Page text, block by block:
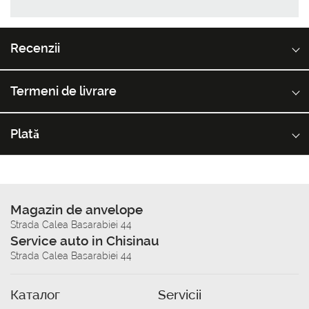
Recenzii
Termeni de livrare
Plată
Magazin de anvelope
Strada Calea Basarabiei 44
Service auto in Chisinau
Strada Calea Basarabiei 44
Каталог Servicii